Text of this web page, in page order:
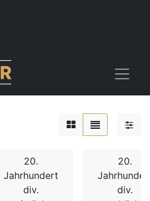
20.
Jahrhundert
div.
20.
div.